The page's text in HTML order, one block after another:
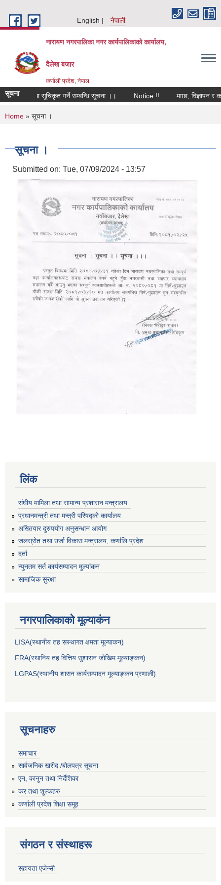
English
नेपाली
नारायण नगरपालिका नगर कार्यपालिकाको कार्यालय,
दैलेख बजार
कर्णाली प्रदेश, नेपाल
सूचनासंस्था सूचिकृत गर्ने सम्बन्धि सूचना ।। Notice !! माछा, विज्ञापन र
You are here
Home » सूचना ।
सूचना ।
Submitted on: Tue, 07/09/2024 - 13:57
लिंक
संघीय मामिला तथा सामान्य प्रशासन मन्त्रालय
प्रधानमन्त्री तथा मन्त्री परिषद्को कार्यालय
अख्तियार दुरुपयोग अनुसन्धान आयोग
जलस्रोत तथा उर्जा विकास मन्त्रालय, कर्णालि प्रदेश
दर्ता
न्युनतम सर्त कार्यसम्पादन मुल्यांकन
सामाजिक सुरक्षा
नगरपालिकाकाे मूल्याकंन
LISA(स्थानीय तह सस्थागत क्षमता मूल्याक‌न)
FRA(स्थानिय तह वित्तिय सुशासन जोखिम मूल्याङ्कन)
LGPAS(स्थानीय शासन कार्यसम्पादन मूल्याङ्कन प्रणाली)
सूचनाहरु
समाचार
सार्वजनिक खरीद /बोलपत्र सूचना
एन, कानुन तथा निर्देशिका
कर तथा शुल्कहरु
कर्णाली प्रदेश शिक्षा समूह
संगठन र संस्थाहरू
सहायता एजेन्सी